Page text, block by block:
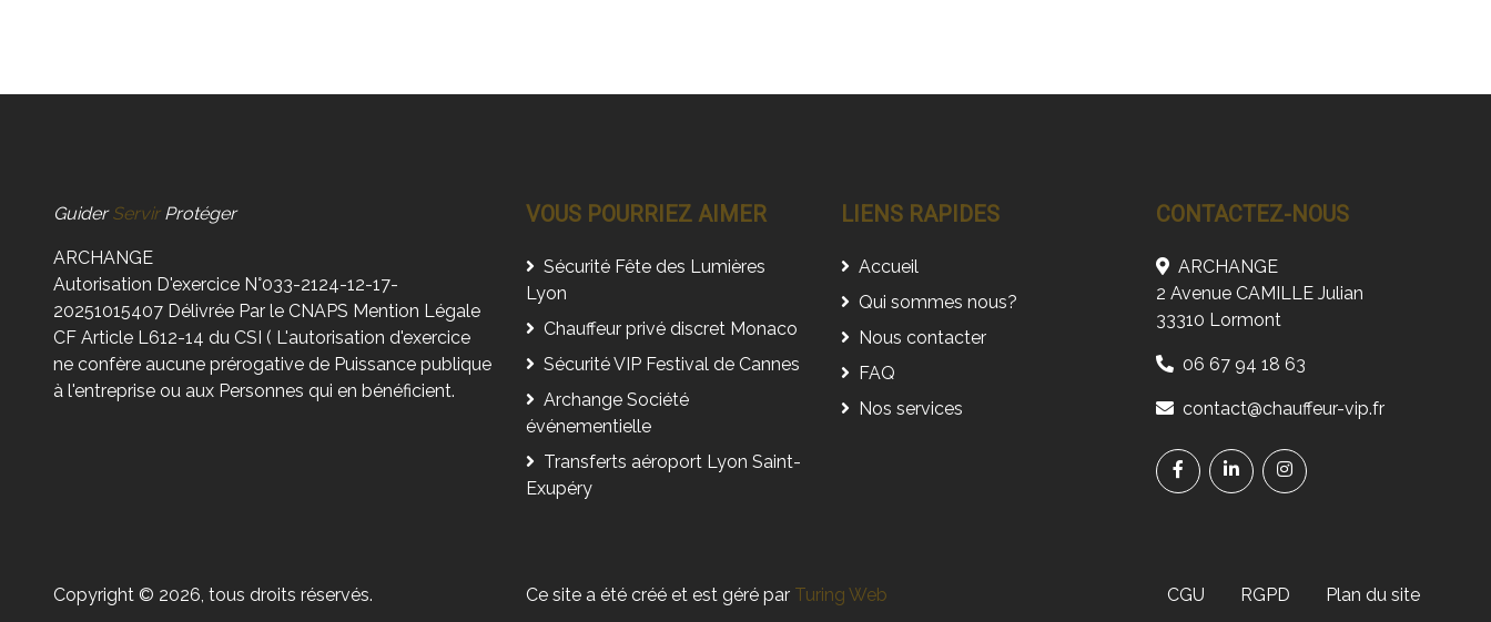
GuiderServir Protéger
ARCHANGE
Autorisation D'exercice N°033-2124-12-17-
20251015407 Délivrée Par le CNAPS Mention Légale
CF Article L612-14 du CSI ( L'autorisation d'exercice
ne confère aucune prérogative de Puissance publique
à l'entreprise ou aux Personnes qui en bénéficient.
VOUS POURRIEZ AIMER
Sécurité Fête des Lumières
Lyon
Chauffeur privé discret Monaco
Sécurité VIP Festival de Cannes
Archange Société
événementielle
Transferts aéroport Lyon Saint-
Exupéry
LIENS RAPIDES
Accueil
Qui sommes nous?
Nous contacter
FAQ
Nos services
CONTACTEZ-NOUS
ARCHANGE
2 Avenue CAMILLE Julian
33310 Lormont
06 67 94 18 63
contact@chauffeur-vip.fr
Copyright © 2026, tous droits réservés. Ce site a été créé et est géré par Turing Web CGU RGPD Plan du site